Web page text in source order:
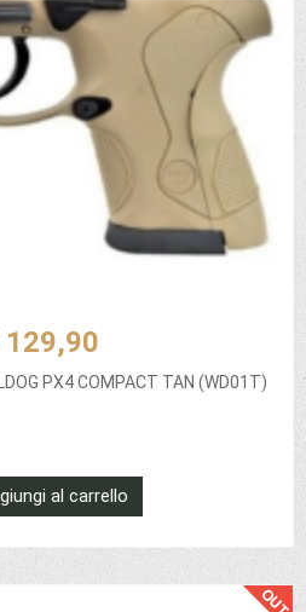
129,90
PX4 COMPACT TAN (WD01T)
al carrello